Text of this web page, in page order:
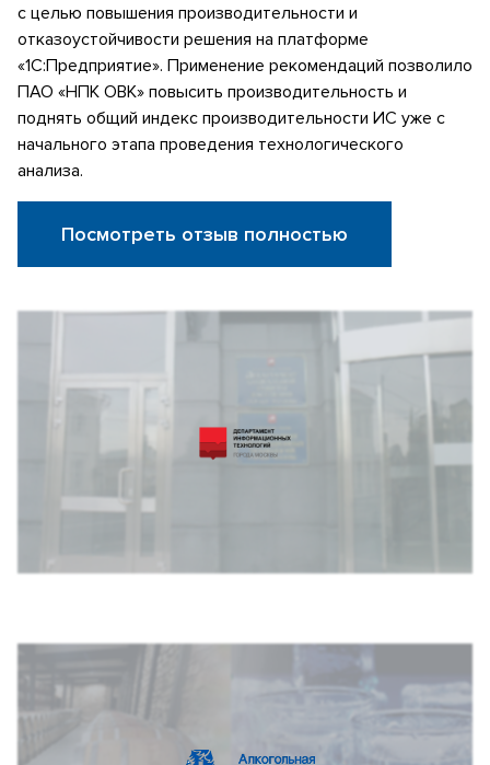
с целью повышения производительности и
отказоустойчивости решения на платформе
«1С:Предприятие». Применение рекомендаций позволило
ПАО «НПК ОВК» повысить производительность и
поднять общий индекс производительности ИС уже с
начального этапа проведения технологического
анализа.
Посмотреть отзыв полностью